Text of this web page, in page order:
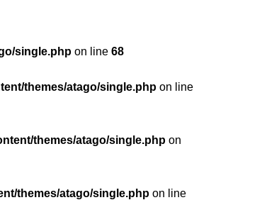
single.php on line 68
themes/atago/single.php on line
themes/atago/single.php on
themes/atago/single.php on line